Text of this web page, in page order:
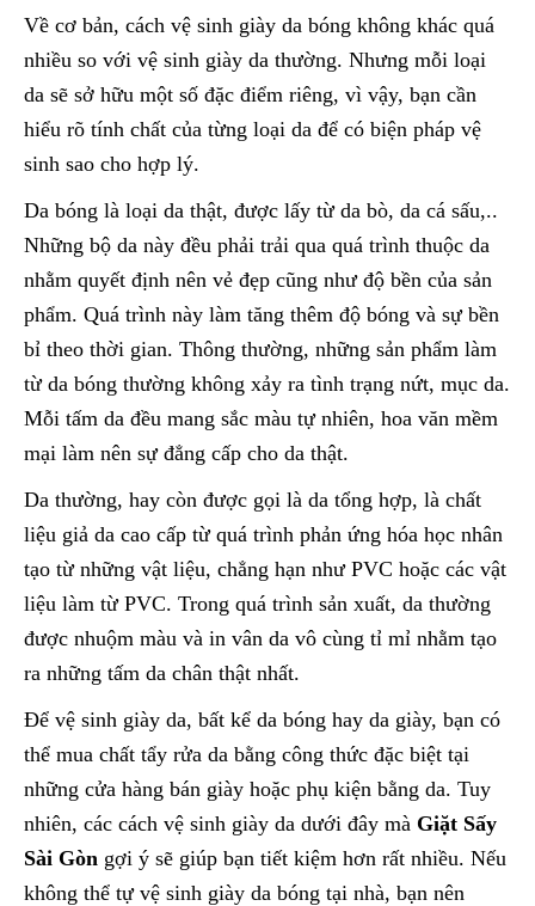
Về cơ bản, cách vệ sinh giày da bóng không khác quá
nhiều so với vệ sinh giày da thường. Nhưng mỗi loại
da sẽ sở hữu một số đặc điểm riêng, vì vậy, bạn cần
hiểu rõ tính chất của từng loại da để có biện pháp vệ
sinh sao cho hợp lý.
Da bóng là loại da thật, được lấy từ da bò, da cá sấu,..
Những bộ da này đều phải trải qua quá trình thuộc da
nhằm quyết định nên vẻ đẹp cũng như độ bền của sản
phẩm. Quá trình này làm tăng thêm độ bóng và sự bền
bỉ theo thời gian. Thông thường, những sản phẩm làm
từ da bóng thường không xảy ra tình trạng nứt, mục da.
Mỗi tấm da đều mang sắc màu tự nhiên, hoa văn mềm
mại làm nên sự đẳng cấp cho da thật.
Da thường, hay còn được gọi là da tổng hợp, là chất
liệu giả da cao cấp từ quá trình phản ứng hóa học nhân
tạo từ những vật liệu, chẳng hạn như PVC hoặc các vật
liệu làm từ PVC. Trong quá trình sản xuất, da thường
được nhuộm màu và in vân da vô cùng tỉ mỉ nhằm tạo
ra những tấm da chân thật nhất.
Để vệ sinh giày da, bất kể da bóng hay da giày, bạn có
thể mua chất tẩy rửa da bằng công thức đặc biệt tại
những cửa hàng bán giày hoặc phụ kiện bằng da. Tuy
nhiên, các cách vệ sinh giày da dưới đây mà Giặt Sấy
Sài Gòn gợi ý sẽ giúp bạn tiết kiệm hơn rất nhiều. Nếu
không thể tự vệ sinh giày da bóng tại nhà, bạn nên